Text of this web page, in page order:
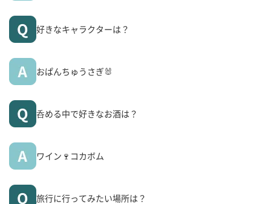
好きなキャラクターは？
おぱんちゅうさぎ🐰
呑める中で好きなお酒は？
ワイン🍷コカボム
旅行に行ってみたい場所は？